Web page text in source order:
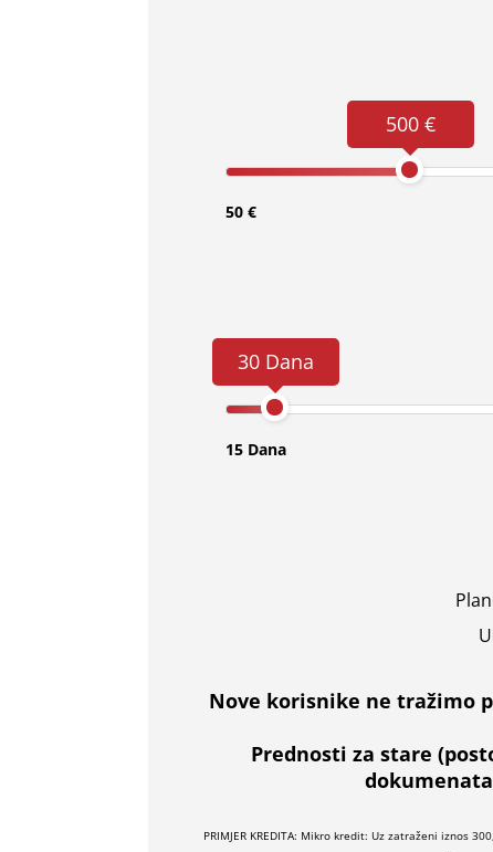
500 €
50 €
30 Dana
15 Dana
Nove korisnike ne tražimo
Prednosti za stare
PRIMJER KREDITA: Mikro kredit: Uz zatraženi iznos